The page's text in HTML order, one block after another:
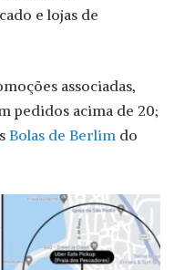
e lojas de
associadas,
pedidos acima de 20;
Bolas de Berlim do